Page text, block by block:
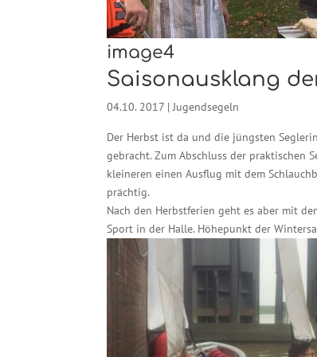
image4
Saisonausklang
04.10. 2017 |Jugendsegeln
Der Herbst ist da und die jüngsten
gebracht. Zum Abschluss der praktischen
kleineren einen Ausflug mit dem
prächtig.
Nach den Herbstferien geht es aber mit
Sport in der Halle. Höhepunkt der